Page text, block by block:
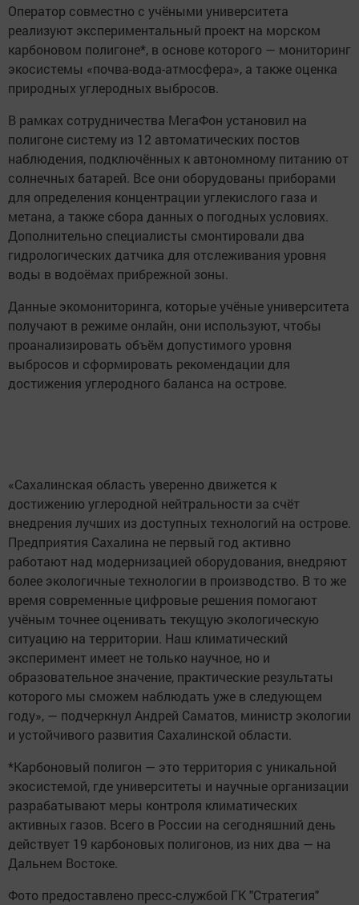
Оператор совместно с учёными университета
реализуют экспериментальный проект на морском
карбоновом полигоне*, в основе которого — мониторинг
экосистемы «почва-вода-атмосфера», а также оценка
природных углеродных выбросов.
В рамках сотрудничества МегаФон установил на
полигоне систему из 12 автоматических постов
наблюдения, подключённых к автономному питанию от
солнечных батарей. Все они оборудованы приборами
для определения концентрации углекислого газа и
метана, а также сбора данных о погодных условиях.
Дополнительно специалисты смонтировали два
гидрологических датчика для отслеживания уровня
воды в водоёмах прибрежной зоны.
Данные экомониторинга, которые учёные университета
получают в режиме онлайн, они используют, чтобы
проанализировать объём допустимого уровня
выбросов и сформировать рекомендации для
достижения углеродного баланса на острове.
«Сахалинская область уверенно движется к
достижению углеродной нейтральности за счёт
внедрения лучших из доступных технологий на острове.
Предприятия Сахалина не первый год активно
работают над модернизацией оборудования, внедряют
более экологичные технологии в производство. В то же
время современные цифровые решения помогают
учёным точнее оценивать текущую экологическую
ситуацию на территории. Наш климатический
эксперимент имеет не только научное, но и
образовательное значение, практические результаты
которого мы сможем наблюдать уже в следующем
году», — подчеркнул Андрей Саматов, министр экологии
и устойчивого развития Сахалинской области.
*Карбоновый полигон — это территория с уникальной
экосистемой, где университеты и научные организации
разрабатывают меры контроля климатических
активных газов. Всего в России на сегодняшний день
действует 19 карбоновых полигонов, из них два — на
Дальнем Востоке.
Фото предоставлено пресс-службой ГК "Стратегия"